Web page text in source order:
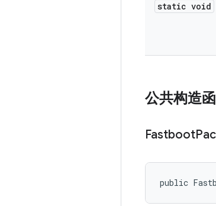
static void
公共构造
Fastboot
public